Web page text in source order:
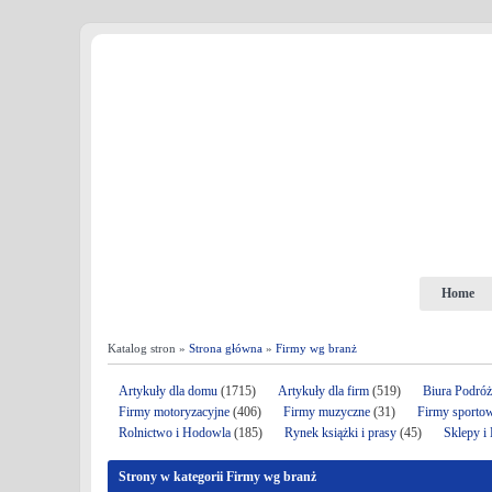
Home
Katalog stron » Strona główna » Firmy wg branż
Artykuły dla domu (1715) Artykuły dla firm (519)
Biura
Firmy motoryzacyjne (406) Firmy muzyczne (31)
Firmy
Rolnictwo i Hodowla (185) Rynek książki i prasy (45) Sklepy i
Strony w kategorii Firmy wg branż